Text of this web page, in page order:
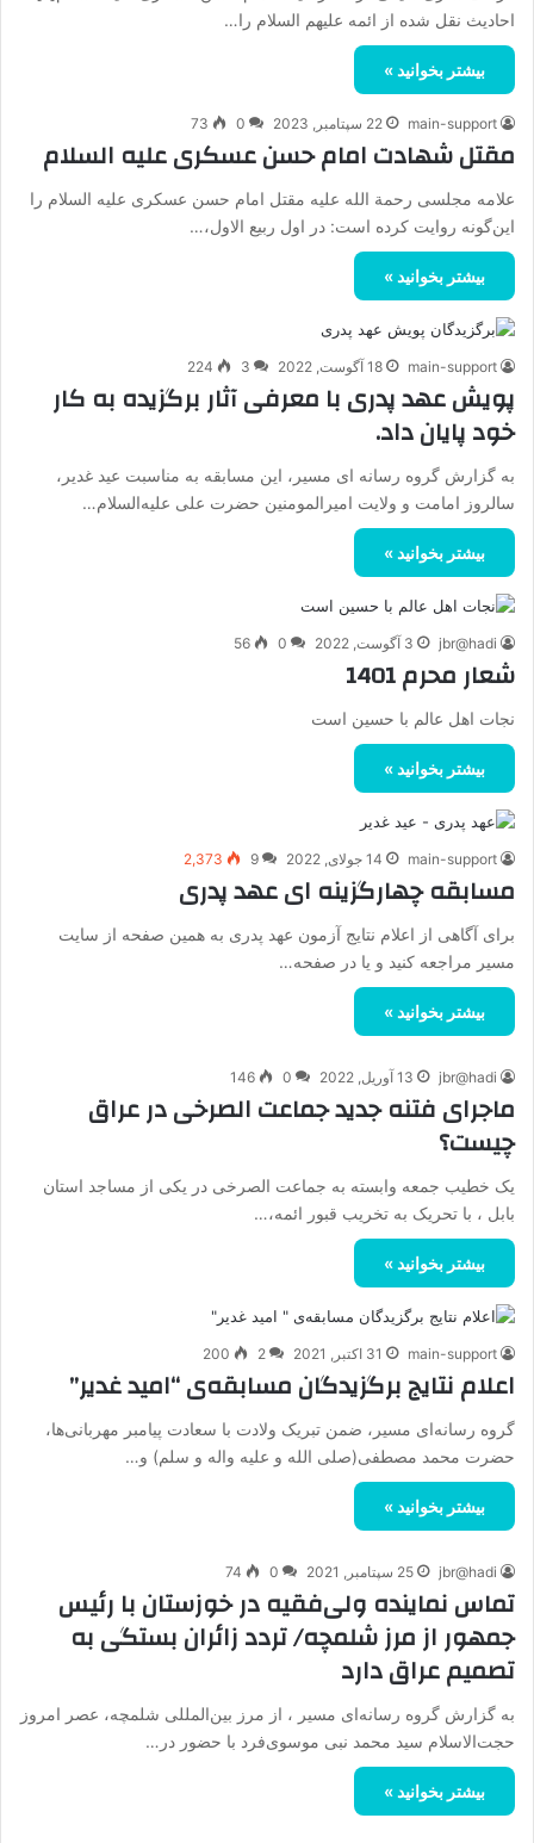
احادیث نقل شده از ائمه علیهم السلام را…
بیشتر بخوانید »
main-support 22 سپتامبر, 2023 0
73
مقتل شهادت امام حسن عسکری علیه السلام
علامه مجلسی رحمة الله علیه مقتل امام حسن عسکری علیه السلام را
این‌گونه روایت کرده است: در اول ربیع الاول،…
بیشتر بخوانید »
main-support 18 آگوست, 2022 3
224
پویش عهد پدری با معرفی آثار برگزیده به کار
خود پایان داد.
به گزارش گروه رسانه­ ای مسیر، این مسابقه به مناسبت عید غدیر،
سالروز امامت و ولایت امیرالمومنین حضرت علی علیه‌السلام…
بیشتر بخوانید »
jbr@hadi 3 آگوست, 2022 0
56
شعار محرم 1401
نجات اهل عالم با حسین است
بیشتر بخوانید »
main-support 14 جولای, 2022 9
2,373
مسابقه چهارگزینه ای عهد پدری
برای آگاهی از اعلام نتایج آزمون عهد پدری به همین صفحه از سایت
مسیر مراجعه کنید و یا در صفحه…
بیشتر بخوانید »
jbr@hadi 13 آوریل, 2022 0
146
ماجرای فتنه جدید جماعت الصرخی در عراق
چیست؟
یک خطیب جمعه وابسته به جماعت الصرخی در یکی از مساجد استان
بابل ، با تحریک به تخریب قبور ائمه،…
بیشتر بخوانید »
main-support 31 اکتبر, 2021 2
200
اعلام نتایج برگزیدگان مسابقه‌ی “امید غدیر”
گروه رسانه‌ای مسیر، ضمن تبریک ولادت با سعادت پیامبر مهربانی‌ها،
حضرت محمد مصطفی(صلی الله و علیه واله و سلم) و…
بیشتر بخوانید »
jbr@hadi 25 سپتامبر, 2021 0
74
تماس نماینده ولی‌فقیه در خوزستان با رئیس
جمهور از مرز شلمچه/ تردد زائران بستگی به
تصمیم عراق دارد
به گزارش گروه رسانه‌ای مسیر ، از مرز بین‌المللی شلمچه، عصر امروز
حجت‌الاسلام سید محمد نبی موسوی‌فرد با حضور در…
بیشتر بخوانید »